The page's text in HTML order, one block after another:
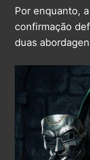
Por enquanto,
confirmação
duas